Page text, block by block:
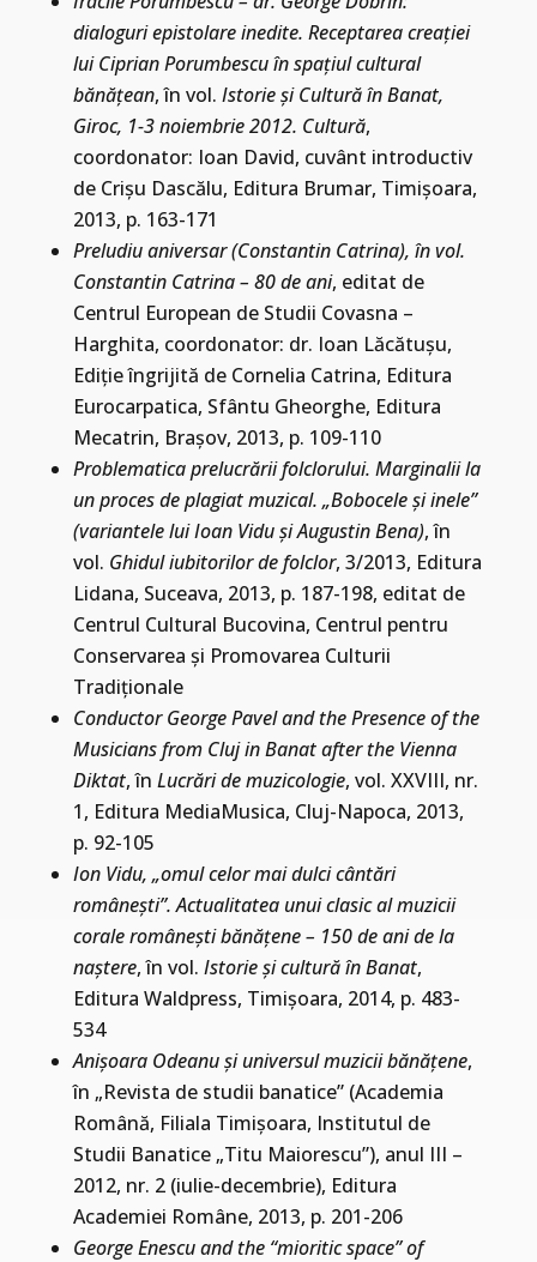
dialoguri epistolare inedite. Receptarea creaţiei
lui Ciprian Porumbescu în spaţiul cultural
bănăţean, în vol. Istorie şi Cultură în Banat,
Giroc, 1-3 noiembrie 2012. Cultură,
coordonator: Ioan David, cuvânt introductiv
de Crişu Dascălu, Editura Brumar, Timişoara,
2013, p. 163-171
Preludiu aniversar (Constantin Catrina), în vol.
Constantin Catrina – 80 de ani, editat de
Centrul European de Studii Covasna –
Harghita, coordonator: dr. Ioan Lăcătuşu,
Ediţie îngrijită de Cornelia Catrina, Editura
Eurocarpatica, Sfântu Gheorghe, Editura
Mecatrin, Braşov, 2013, p. 109-110
Problematica prelucrării folclorului. Marginalii la
un proces de plagiat muzical. „Bobocele şi inele”
(variantele lui Ioan Vidu şi Augustin Bena), în
vol. Ghidul iubitorilor de folclor, 3/2013, Editura
Lidana, Suceava, 2013, p. 187-198, editat de
Centrul Cultural Bucovina, Centrul pentru
Conservarea şi Promovarea Culturii
Tradiţionale
Conductor George Pavel and the Presence of the
Musicians from Cluj in Banat after the Vienna
Diktat, în Lucrări de muzicologie, vol. XXVIII, nr.
1, Editura MediaMusica, Cluj-Napoca, 2013,
p. 92-105
Ion Vidu, „omul celor mai dulci cântări
româneşti”. Actualitatea unui clasic al muzicii
corale româneşti bănăţene – 150 de ani de la
naştere, în vol. Istorie şi cultură în Banat,
Editura Waldpress, Timişoara, 2014, p. 483-
534
Anişoara Odeanu şi universul muzicii bănăţene,
în „Revista de studii banatice” (Academia
Română, Filiala Timişoara, Institutul de
Studii Banatice „Titu Maiorescu”), anul III –
2012, nr. 2 (iulie-decembrie), Editura
Academiei Române, 2013, p. 201-206
George Enescu and the “mioritic space” of